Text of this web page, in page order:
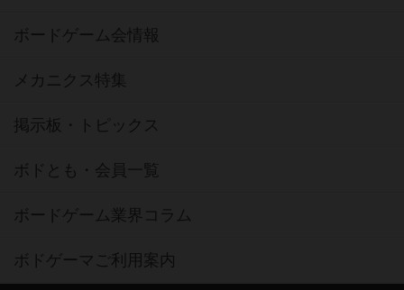
ボードゲーム会情報
メカニクス特集
掲示板・トピックス
ボドとも・会員一覧
ボードゲーム業界コラム
ボドゲーマご利用案内